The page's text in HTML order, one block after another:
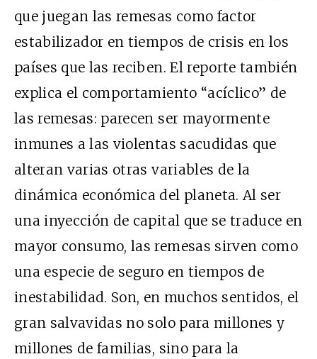
que juegan las remesas como factor
estabilizador en tiempos de crisis en los
países que las reciben. El reporte también
explica el comportamiento “acíclico” de
las remesas: parecen ser mayormente
inmunes a las violentas sacudidas que
alteran varias otras variables de la
dinámica económica del planeta. Al ser
una inyección de capital que se traduce en
mayor consumo, las remesas sirven como
una especie de seguro en tiempos de
inestabilidad. Son, en muchos sentidos, el
gran salvavidas no solo para millones y
millones de familias, sino para la